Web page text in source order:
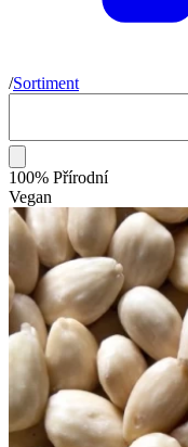
/Sortiment
100% Přírodní
Vegan